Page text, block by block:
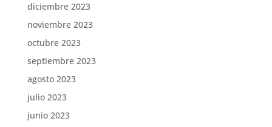
diciembre 2023
noviembre 2023
octubre 2023
septiembre 2023
agosto 2023
julio 2023
junio 2023